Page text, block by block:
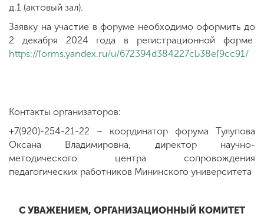
д.1 (актовый зал).
Заявку на участие в форуме необходимо оформить до
2 декабря 2024 года в регистрационной форме
https://forms.yandex.ru/u/672394d384227cb38ef9cc91/
Контакты организаторов:
+7(920)-254-21-22 – координатор форума Тулупова
Оксана Владимировна, директор научно-
методического центра сопровождения
педагогических работников Мининского университета
С УВАЖЕНИЕМ, ОРГАНИЗАЦИОННЫЙ КОМИТЕТ